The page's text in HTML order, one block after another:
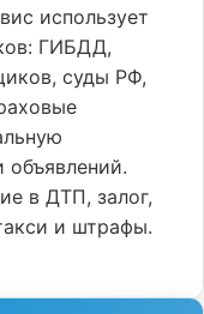
использует
ГИБДД,
суды РФ,
в ДТП, залог,
и штрафы.